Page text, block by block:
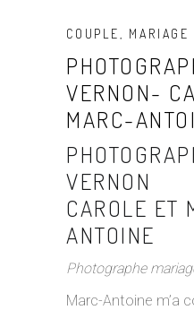
COUPLE MARIAGE
VERNON-
MARC-
VERNON
CAROLE ET
ANTOINE
Photographe
Marc-Antoine m’a